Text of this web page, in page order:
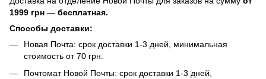
1999 грн — бесплатная.
Способы доставки:
Новая Почта: срок доставки 1-3 дней, минимальная
стоимость от 70 грн.
Почтомат Новой Почты: срок доставки 1-3 дней,